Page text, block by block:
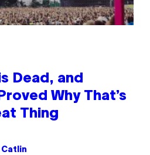
Dead, and
Why That’s
Thing
Catlin